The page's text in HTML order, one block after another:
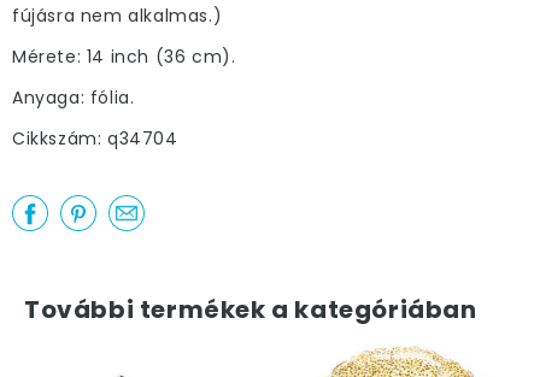
fújásra nem alkalmas.)
Mérete: 14 inch (36 cm).
Anyaga: fólia.
Cikkszám: q34704
További termékek a kategóriában